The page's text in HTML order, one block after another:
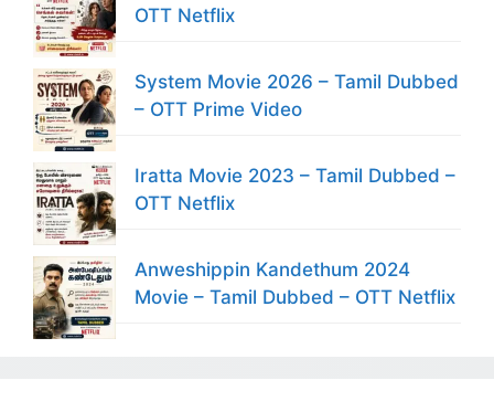
OTT Netflix
System Movie 2026 – Tamil Dubbed
– OTT Prime Video
Iratta Movie 2023 – Tamil Dubbed –
OTT Netflix
Anweshippin Kandethum 2024
Movie – Tamil Dubbed – OTT Netflix